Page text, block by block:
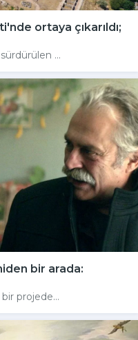
ortaya çıkarıldı;
...
bir arada:
projede...